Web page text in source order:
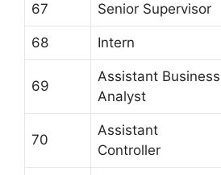
67 Senior Supervisor
68 Intern
69
Assistant Business
Analyst
70
Assistant
Controller